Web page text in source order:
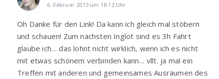
6. Februar 2013 um 18:12 Uhr
Oh Danke für den Link! Da kann ich gleich mal stöbern
und schauen! Zum nächsten Inglot sind es 3h Fahrt
glaube ich… das lohnt nicht wirklich, wenn ich es nicht
mit etwas schönem verbinden kann… vllt. ja mal ein
Treffen mit anderen und gemeinsames Ausräumen des